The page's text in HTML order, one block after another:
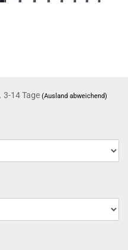
3-14 Tage(Ausland abweichend)